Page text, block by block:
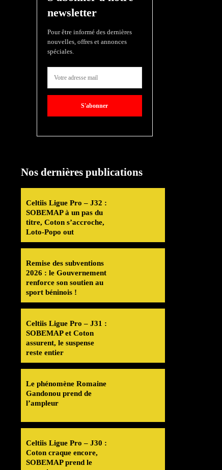
newsletter
Pour être informé des dernières
nouvelles, offres et annonces
spéciales.
S'abonner
Nos dernières publications
Celtiis Ligue Pro – J32 :
SOBEMAP à un pas du
titre, Coton s’accroche,
Loto-Popo out
Remise des subventions
2026 : le Gouvernement
renforce son soutien au
sport béninois !
Celtiis Ligue Pro – J31 :
SOBEMAP et Coton
assurent, le suspense
reste entier
Le phénomène Romaine
Gandonou prend de
l’ampleur
Celtiis Ligue Pro – J30 :
Coton craque encore,
SOBEMAP prend le